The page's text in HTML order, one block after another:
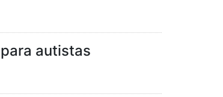
autistas